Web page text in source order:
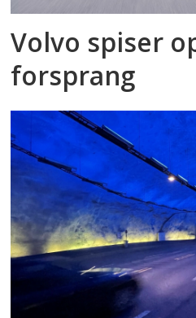
Volvo spiser
forsprang